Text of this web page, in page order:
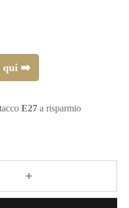
€197,40.
qui ➡️
E27 a risparmio